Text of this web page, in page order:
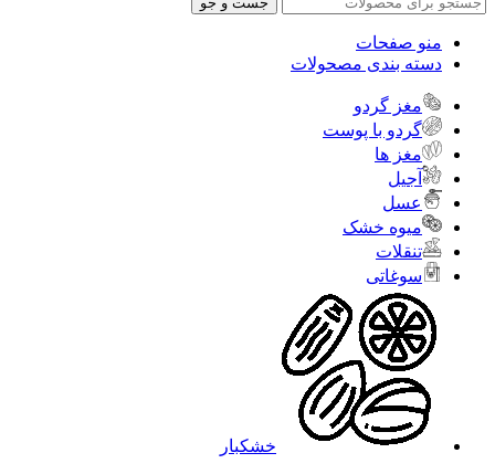
منو صفحات
دسته بندی مصحولات
مغز گردو
گردو با پوست
مغز ها
آجیل
عسل
میوه خشک
تنقلات
سوغاتی
خشکبار